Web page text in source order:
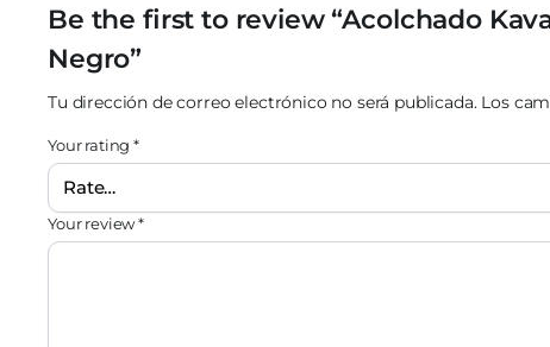
Be the first to review “Acolchado
Negro”
Tu dirección de correo electrónico no será publicada. Los
Your rating*
Your review*